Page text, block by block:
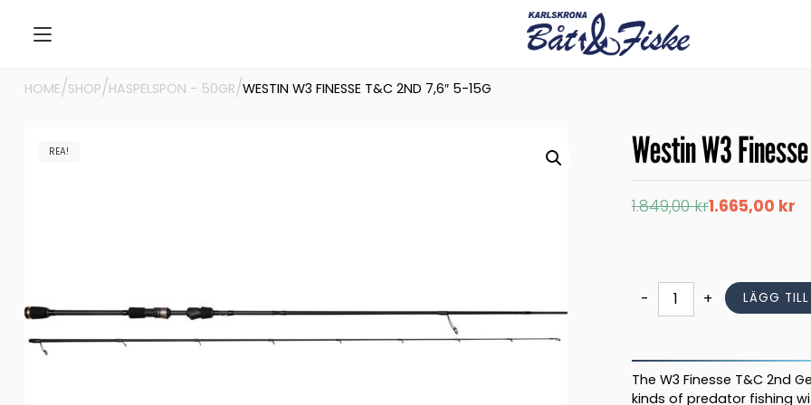
HOME/SHOP/HASPELSPÖN - 50GR/WESTIN W3 FINESSE T&C 2ND 7,6″ 5-15G
REA! Westin W3
1.849,00kr
Det
ursprungliga
1.665,00 kr
Det
nuvarande
-
Westin
T&C
2nd
7,6"
+ LÄGG
The W3 Finesse T&C 2nd
kinds of predator fishing